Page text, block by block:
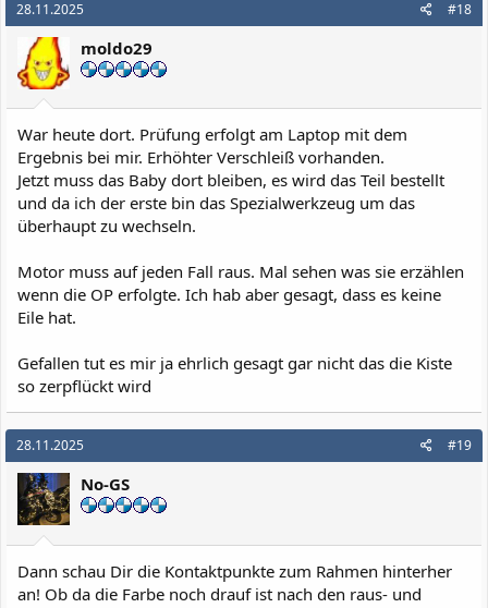
28.11.2025 #18
moldo29
War heute dort. Prüfung erfolgt am Laptop mit dem
Ergebnis bei mir. Erhöhter Verschleiß vorhanden.
Jetzt muss das Baby dort bleiben, es wird das Teil bestellt
und da ich der erste bin das Spezialwerkzeug um das
überhaupt zu wechseln.
Motor muss auf jeden Fall raus. Mal sehen was sie erzählen
wenn die OP erfolgte. Ich hab aber gesagt, dass es keine
Eile hat.
Gefallen tut es mir ja ehrlich gesagt gar nicht das die Kiste
so zerpflückt wird
28.11.2025 #19
No-GS
Dann schau Dir die Kontaktpunkte zum Rahmen hinterher
an! Ob da die Farbe noch drauf ist nach den raus- und